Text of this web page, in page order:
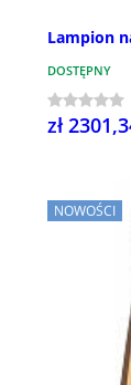
Lampion
DOSTĘPNY
zł
NOWOŚCI